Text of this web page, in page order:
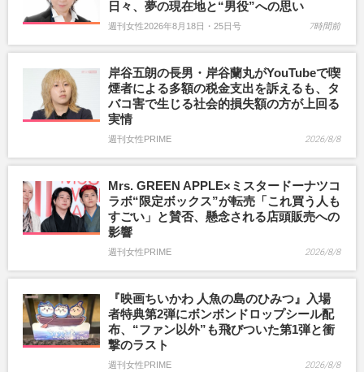
日々、夢の現在地と“男役”への思い
週刊女性2026年8月18日・25日号 7時間前
岸谷五朗の長男・岸谷蘭丸がYouTubeで喫
煙者による多額の税金支出を訴えるも、タ
バコ害で生じる社会的損失額の方が上回る
実情
週刊女性PRIME 2026/8/8
Mrs. GREEN APPLE×ミスタードーナツコ
ラボ“限定ボックス”が転売「これ買う人も
すごい」と賛否、懸念される店頭販売への
影響
週刊女性PRIME 2026/8/8
『映画ちいかわ 人魚の島のひみつ』入場
者特典第2弾にボンボンドロップシール配
布、“ファン以外”も飛びついた第1弾と衝
撃のラスト
週刊女性PRIME 2026/8/8